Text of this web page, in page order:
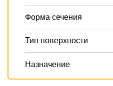
Форма сечения
Тип поверхности
Назначение